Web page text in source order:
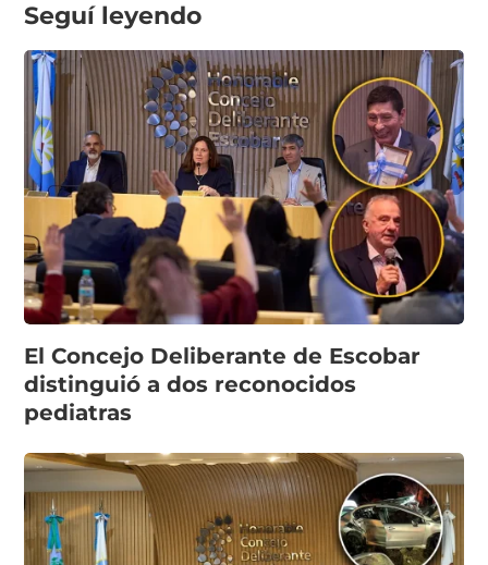
Seguí leyendo
El Concejo Deliberante de Escobar
distinguió a dos reconocidos
pediatras